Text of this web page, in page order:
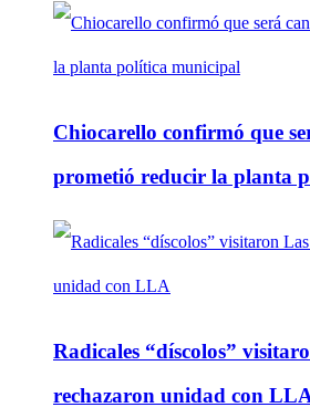
Chiocarello confirmó que
prometió reducir la planta
Radicales “díscolos”
rechazaron unidad con